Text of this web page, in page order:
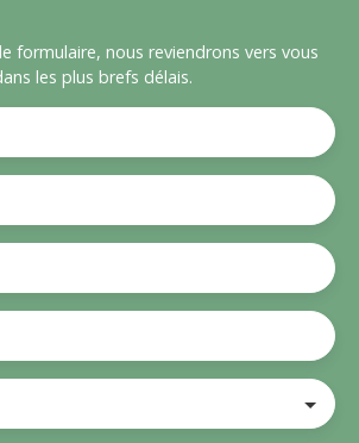
formulaire, nous reviendrons vers vous
les plus brefs délais.